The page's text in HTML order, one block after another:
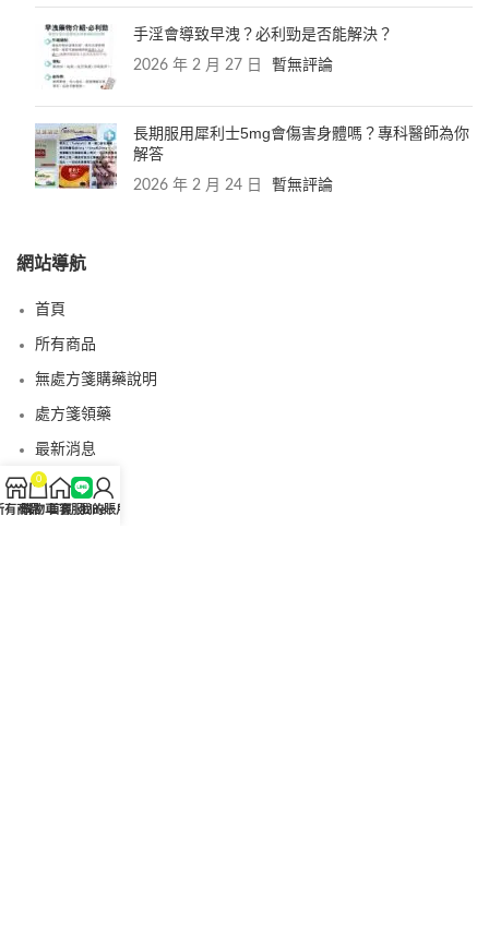
手淫會導致早洩？必利勁是否能解決？
2026 年 2 月 27 日 暫無評論
長期服用犀利士5mg會傷害身體嗎？專科醫師為你
解答
2026 年 2 月 24 日 暫無評論
網站導航
首頁
所有商品
無處方箋購藥說明
處方箋領藥
最新消息
問答Q&A
認識我們
有商品
0
購物車首頁客服Line
我的賬戶